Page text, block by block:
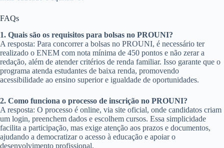
FAQs
1. Quais são os requisitos para bolsas no PROUNI?
A resposta: Para concorrer a bolsas no PROUNI, é necessário ter
realizado o ENEM com nota mínima de 450 pontos e não zerar a
redação, além de atender critérios de renda familiar. Isso garante que o
programa atenda estudantes de baixa renda, promovendo
acessibilidade ao ensino superior e igualdade de oportunidades.
2. Como funciona o processo de inscrição no PROUNI?
A resposta: O processo é online, via site oficial, onde candidatos criam
um login, preenchem dados e escolhem cursos. Essa simplicidade
facilita a participação, mas exige atenção aos prazos e documentos,
ajudando a democratizar o acesso à educação e apoiar o
desenvolvimento profissional.